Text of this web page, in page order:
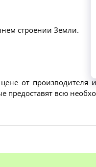
строении Земли.
от производителя
предоставят всю